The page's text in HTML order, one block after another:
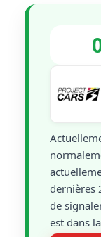
dernières
de
est dans